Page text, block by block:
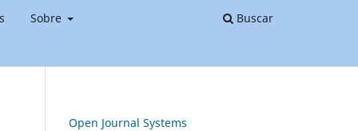
Sobre Buscar
Open Journal Systems